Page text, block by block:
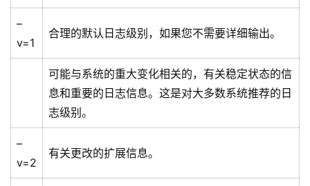
–
v=1
合理的默认日志级别，如果您不需要详细输出。
可能与系统的重大变化相关的，有关稳定状态的信
息和重要的日志信息。这是对大多数系统推荐的日
志级别。
–
v=2
有关更改的扩展信息。